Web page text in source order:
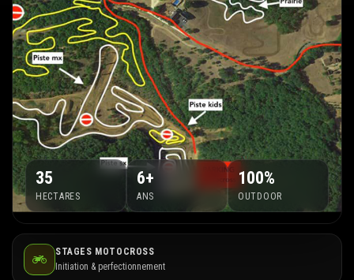
35
HECTARES
6+
ANS
100%
OUTDOOR
STAGES MOTOCROSS
Initiation & perfectionnement